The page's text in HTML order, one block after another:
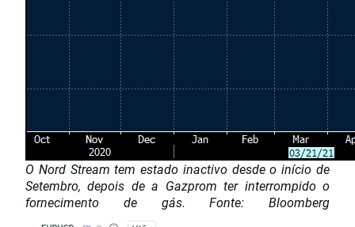
O Nord Stream tem estado inactivo desde o início de
Setembro, depois de a Gazprom ter interrompido o
fornecimento de gás. Fonte: Bloomberg